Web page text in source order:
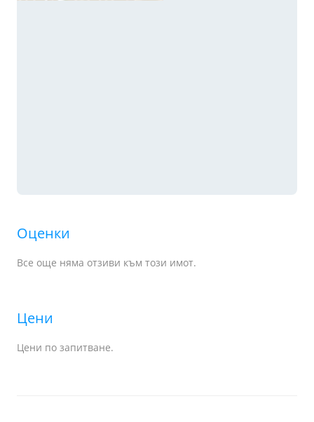
Оценки
Все още няма отзиви към този имот.
Цени
Цени по запитване.